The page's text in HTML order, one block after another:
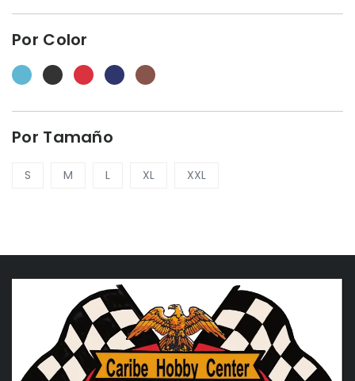
Por Color
Por Tamaño
S M L XL XXL